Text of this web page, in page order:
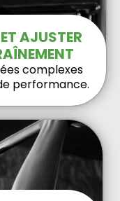
AJUSTER
complexes
performance.